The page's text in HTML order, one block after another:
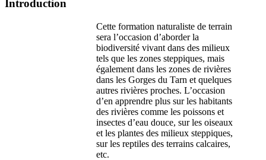
Introduction
Cette formation naturaliste de terrain
sera l’occasion d’aborder la
biodiversité vivant dans des milieux
tels que les zones steppiques, mais
également dans les zones de rivières
dans les Gorges du Tarn et quelques
autres rivières proches. L’occasion
d’en apprendre plus sur les habitants
des rivières comme les poissons et
insectes d’eau douce, sur les oiseaux
et les plantes des milieux steppiques,
sur les reptiles des terrains calcaires,
etc.